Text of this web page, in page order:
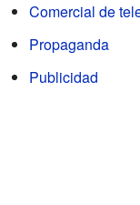
Comercial de
Propaganda
Publicidad